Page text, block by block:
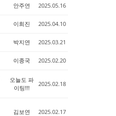
안주연 2025.05.16
이희진 2025.04.10
박지연 2025.03.21
이종국 2025.02.20
오늘도 파
이팅!!!
2025.02.18
김보연 2025.02.17